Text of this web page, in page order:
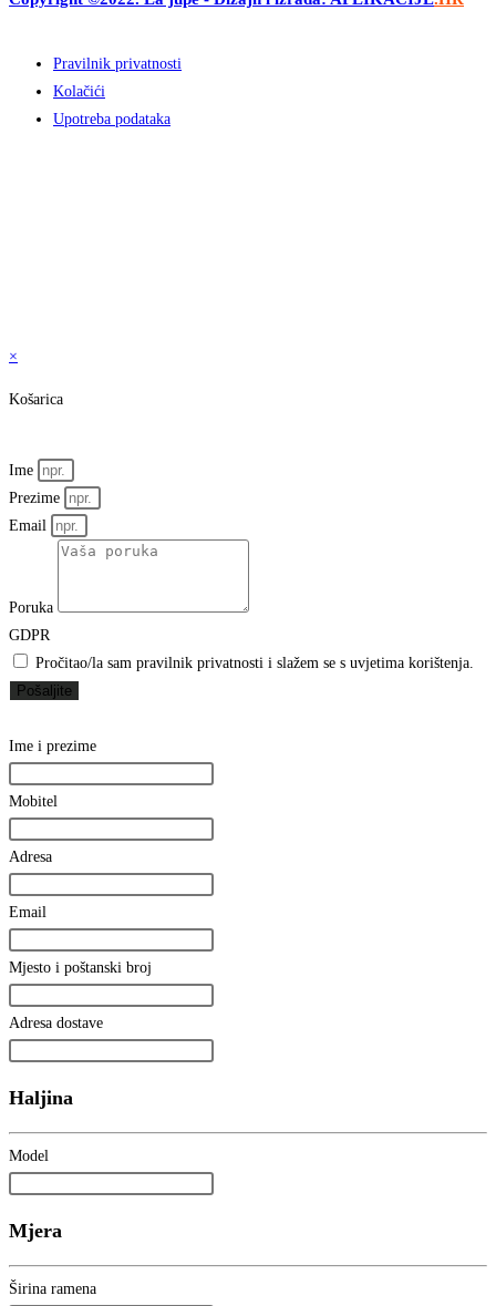
Pravilnik privatnosti
Kolačići
Upotreba podataka
×
Košarica
Ime
Prezime
Email
Poruka
GDPR
Pročitao/la sam pravilnik privatnosti i slažem se s uvjetima korištenja.
Pošaljite
Ime i prezime
Mobitel
Adresa
Email
Mjesto i poštanski broj
Adresa dostave
Haljina
Model
Mjera
Širina ramena